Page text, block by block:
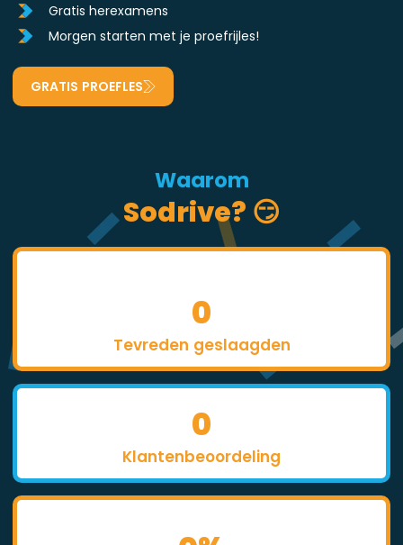
Gratis herexamens
Morgen starten met je proefrijles!
GRATIS PROEFLES
Waarom
Sodrive? 😏
Tevreden geslaagden
0
Klantenbeoordeling
0